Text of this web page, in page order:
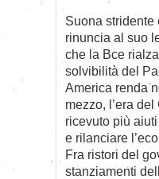
Suona stridente
rinuncia al suo
che la Bce
solvibilità del
America renda
mezzo, l’era
ricevuto più
e rilanciare
Fra ristori del
stanziamenti